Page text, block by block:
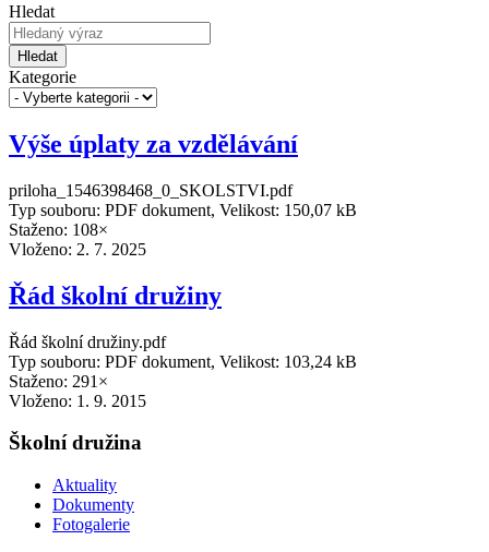
Hledat
Hledat
Kategorie
Výše úplaty za vzdělávání
priloha_1546398468_0_SKOLSTVI.pdf
Typ souboru: PDF dokument, Velikost: 150,07 kB
Staženo: 108×
Vloženo: 2. 7. 2025
Řád školní družiny
Řád školní družiny.pdf
Typ souboru: PDF dokument, Velikost: 103,24 kB
Staženo: 291×
Vloženo: 1. 9. 2015
Školní družina
Aktuality
Dokumenty
Fotogalerie